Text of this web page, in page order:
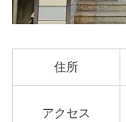
住所
アクセス